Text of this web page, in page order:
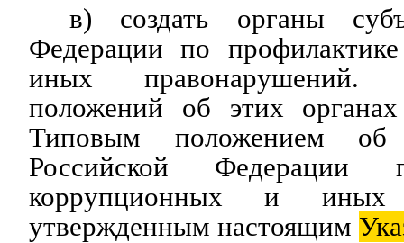
в) создать органы
Федерации по
иных правонарушений.
положений об этих органах
Типовым положением об
Российской Федерации
коррупционных и иных
утвержденным настоящим